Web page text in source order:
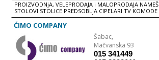
PROIZVODNjA, VELEPRODAJA i MALOPRODAJA
STOLOVI STOLICE PREDSOBLjA CIPELARI TV
KOMPJUTERSKI STOLOVI KOMODE DNEVNE SOBE
GARDEROBERI KREVETI NOĆN ORMARIĆI DEČIJE SOBE
ĆIMO COMPANY
Šabac,
Mačvanska 93
015 341449